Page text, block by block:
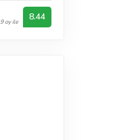
9 oy ile 8.44